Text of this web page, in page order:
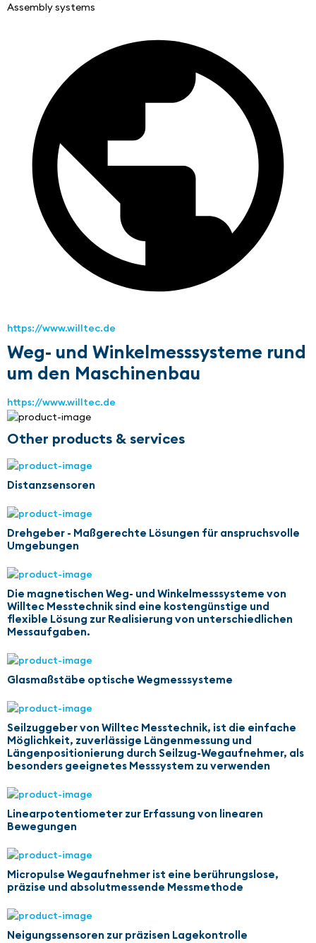
Assembly systems
https://www.willtec.de
Weg- und Winkelmesssysteme rund
um den Maschinenbau
https://www.willtec.de
Other products & services
Distanzsensoren
Drehgeber - Maßgerechte Lösungen für anspruchsvolle
Umgebungen
Die magnetischen Weg- und Winkelmesssysteme von
Willtec Messtechnik sind eine kostengünstige und
flexible Lösung zur Realisierung von unterschiedlichen
Messaufgaben.
Glasmaßstäbe optische Wegmesssysteme
Seilzuggeber von Willtec Messtechnik, ist die einfache
Möglichkeit, zuverlässige Längenmessung und
Längenpositionierung durch Seilzug-Wegaufnehmer, als
besonders geeignetes Messsystem zu verwenden
Linearpotentiometer zur Erfassung von linearen
Bewegungen
Micropulse Wegaufnehmer ist eine berührungslose,
präzise und absolutmessende Messmethode
Neigungssensoren zur präzisen Lagekontrolle